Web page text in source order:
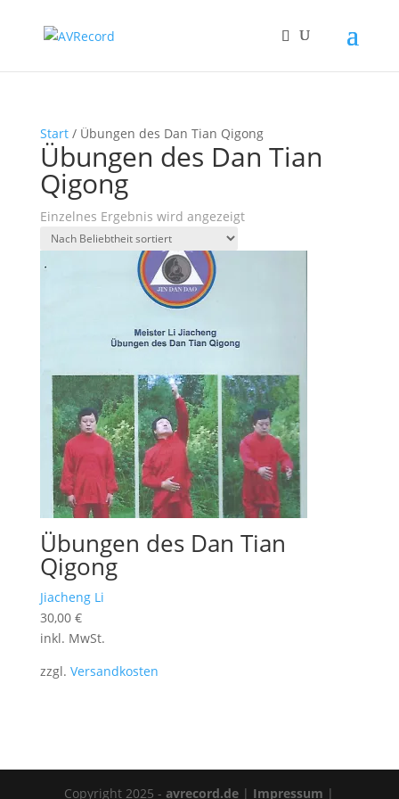
Start/ Übungen des Dan Tian Qigong
Übungen des Dan Tian
Qigong
Einzelnes Ergebnis wird angezeigt
Übungen des Dan Tian
Qigong
Jiacheng Li
30,00 €
inkl. MwSt.
zzgl. Versandkosten
Copyright 2025 -avrecord.de | Impressum |